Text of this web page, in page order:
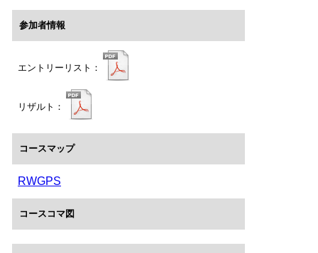
参加者情報
エントリーリスト：
リザルト：
コースマップ
RWGPS
コースコマ図